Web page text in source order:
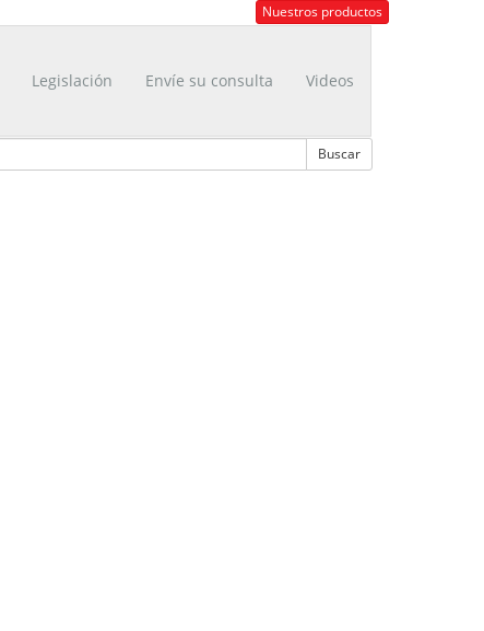
Nuestros productos
Legislación Envíe su consulta Videos